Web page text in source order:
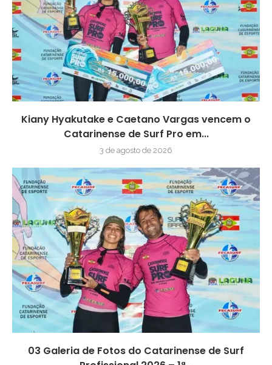
Kiany Hyakutake e Caetano Vargas vencem o
Catarinense de Surf Pro em...
3 de agosto de 2026
03 Galeria de Fotos do Catarinense de Surf